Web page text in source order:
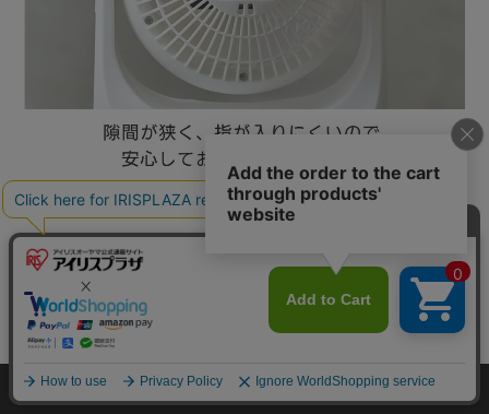
在庫切れ mail_outline入荷したらメールでお知らせ
HOME 探す ログイン お気に入り お知らせ